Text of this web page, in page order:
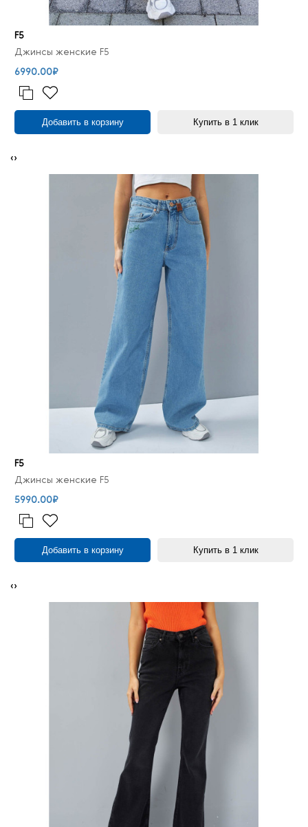
F5
Джинсы женские F5
6990.00₽
Добавить в корзину Купить в 1 клик
‹›
F5
Джинсы женские F5
5990.00₽
Добавить в корзину Купить в 1 клик
‹›